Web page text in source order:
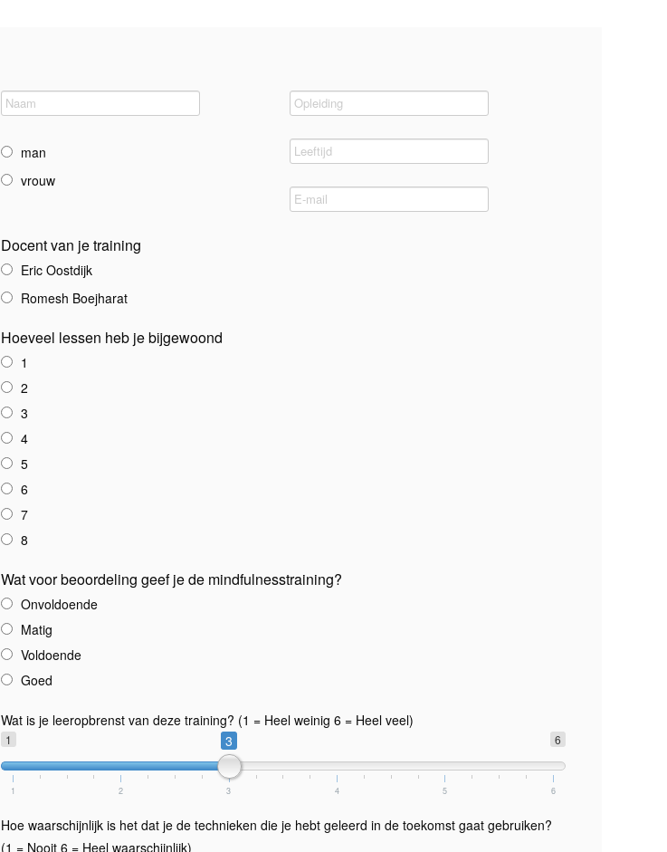
man
vrouw
Docent van je training
Eric Oostdijk
Romesh Boejharat
Hoeveel lessen heb je bijgewoond
1
2
3
4
5
6
7
8
Wat voor beoordeling geef je de mindfulnesstraining?
Onvoldoende
Matig
Voldoende
Goed
Wat is je leeropbrenst van deze training? (1 = Heel weinig 6 = Heel veel)
1 6
3
1 2 3 4 5 6
Hoe waarschijnlijk is het dat je de technieken die je hebt geleerd in de toekomst gaat gebruiken?
(1 = Nooit 6 = Heel waarschijnlijk)